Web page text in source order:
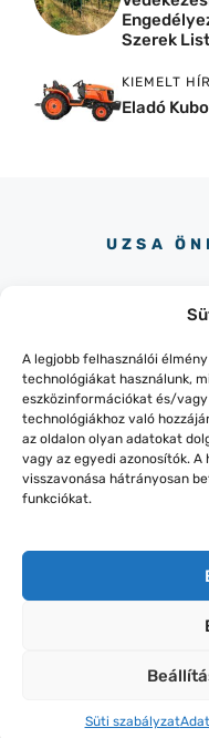
A legjobb felhasználói
technológiákat használunk,
eszközinformációkat és/vagy
technológiákhoz való
az oldalon olyan adatokat
vagy az egyedi azonosítók.
visszavonása hátrányosan
funkciókat.
Süti szabályzat
Szerek
KIEMELT
Eladó
UZSA
8319